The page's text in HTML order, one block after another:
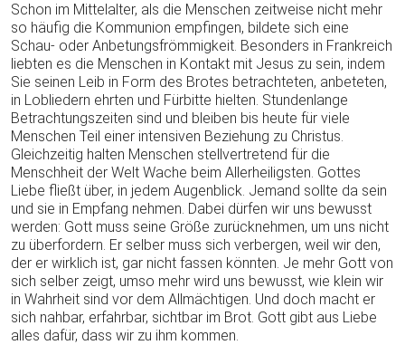
Schon im Mittelalter, als die Menschen zeitweise nicht mehr
so häufig die Kommunion empfingen, bildete sich eine
Schau- oder Anbetungsfrömmigkeit. Besonders in Frankreich
liebten es die Menschen in Kontakt mit Jesus zu sein, indem
Sie seinen Leib in Form des Brotes betrachteten, anbeteten,
in Lobliedern ehrten und Fürbitte hielten. Stundenlange
Betrachtungszeiten sind und bleiben bis heute für viele
Menschen Teil einer intensiven Beziehung zu Christus.
Gleichzeitig halten Menschen stellvertretend für die
Menschheit der Welt Wache beim Allerheiligsten. Gottes
Liebe fließt über, in jedem Augenblick. Jemand sollte da sein
und sie in Empfang nehmen. Dabei dürfen wir uns bewusst
werden: Gott muss seine Größe zurücknehmen, um uns nicht
zu überfordern. Er selber muss sich verbergen, weil wir den,
der er wirklich ist, gar nicht fassen könnten. Je mehr Gott von
sich selber zeigt, umso mehr wird uns bewusst, wie klein wir
in Wahrheit sind vor dem Allmächtigen. Und doch macht er
sich nahbar, erfahrbar, sichtbar im Brot. Gott gibt aus Liebe
alles dafür, dass wir zu ihm kommen.